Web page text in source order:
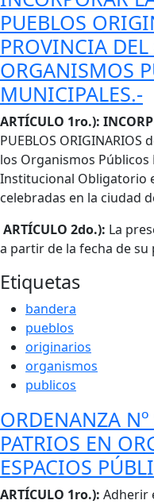
PUEBLOS
PROVINCIA
ORGANISMOS
MUNICIPALES.-
Cuerpo
ARTÍCULO 1ro.):
PUEBLOS ORIGINARIOS
los Organismos
Institucional Obligatorio
celebradas en la ciudad
ARTÍCULO 2do.): La
a partir de la fecha de
Etiquetas
bandera
pueblos
originarios
organismos
publicos
ORDENANZA
PATRIOS EN
ESPACIOS
Cuerpo
ARTÍCULO 1ro.): Adherir